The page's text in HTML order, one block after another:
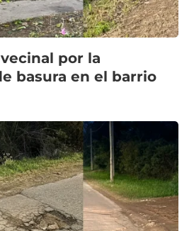
por la
basura en el barrio